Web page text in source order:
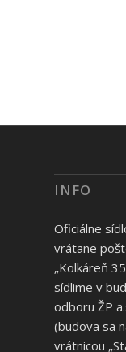
INFO
Oficiálne
vrátane
„Kolkáreň
sídlime v
odboru ŽP
(budova sa
vrátnicou